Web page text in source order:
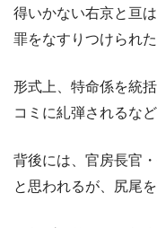
得いかない右京と亘
罪をなすりつけられた
形式上、特命係を統
コミに糺弾されるな
背後には、官房長官
と思われるが、尻尾